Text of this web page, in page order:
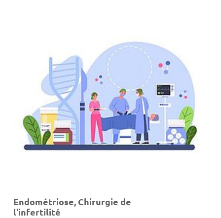
Endométriose, Chirurgie de
l'infertilité